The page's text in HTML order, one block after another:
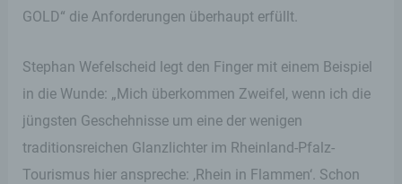
GOLD“ die Anforderungen überhaupt erfüllt.
Stephan Wefelscheid legt den Finger mit einem Beispiel
in die Wunde: „Mich überkommen Zweifel, wenn ich die
jüngsten Geschehnisse um eine der wenigen
traditionsreichen Glanzlichter im Rheinland-Pfalz-
Tourismus hier anspreche: ,Rhein in Flammen‘. Schon